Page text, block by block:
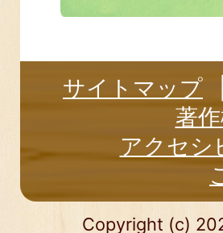
サイトマップ
著
アクセシ
Copyright (c)